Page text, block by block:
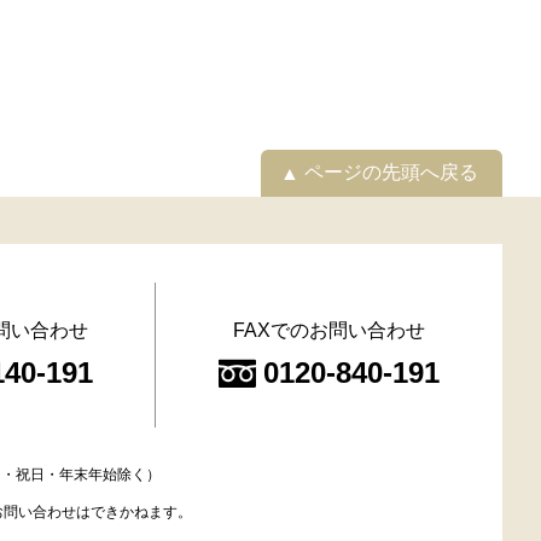
ページの先頭へ戻る
い合わせ
191
FAXでのお問い合わせ
0120-840-191
祝日・年末年始除く）
い合わせはできかねます。